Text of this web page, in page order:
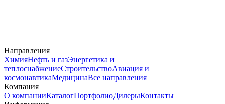
Направления
ХимияНефть и газЭнергетика и
теплоснабжениеСтроительствоАвиация и
космонавтикаМедицинаВсе направления
Компания
О компанииКаталогПортфолиоДилерыКонтакты